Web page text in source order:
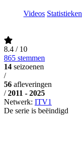
Videos Statistieken
8.4 / 10
865 stemmen
14 seizoenen
/
56 afleveringen
/ 2011 - 2025
Netwerk: ITV1
De serie is beëindigd